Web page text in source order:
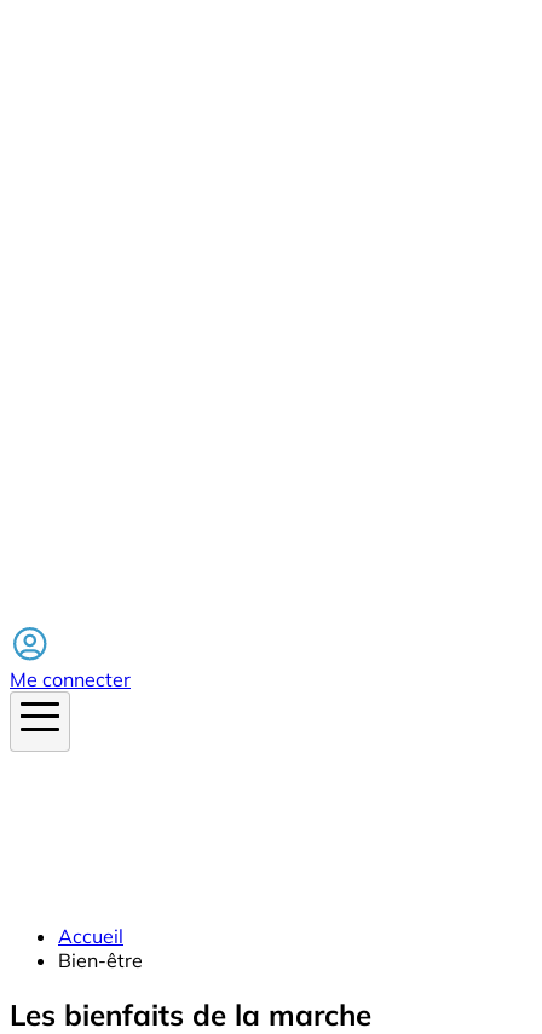
Me connecter
Accueil
Bien-être
Les bienfaits de la marche